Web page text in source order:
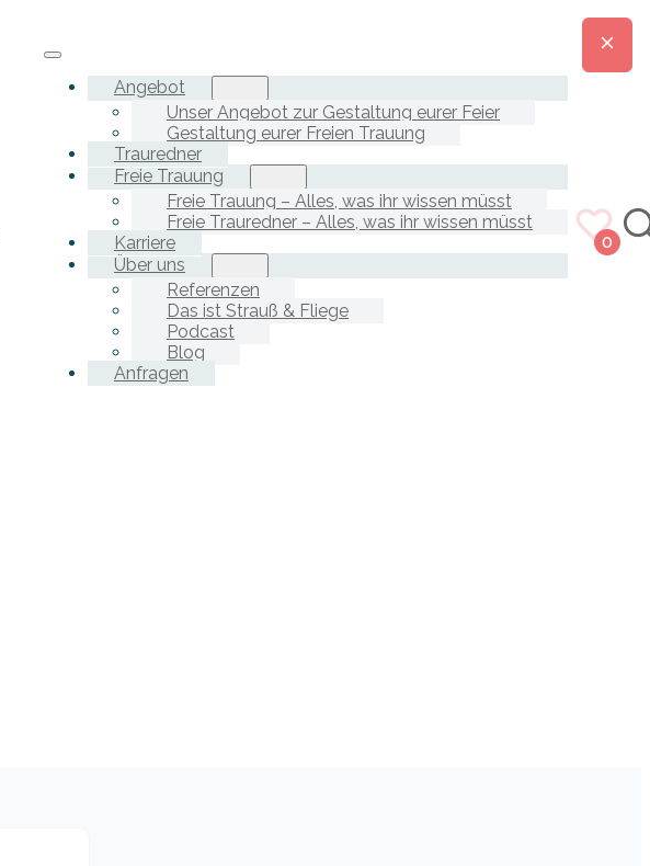
Angebot
Unser Angebot zur Gestaltung eurer Feier
Gestaltung eurer Freien Trauung
Trauredner
Freie Trauung
Freie Trauung – Alles, was ihr wissen müsst
Freie Trauredner – Alles, was ihr wissen müsst
Karriere
Über uns
Referenzen
Das ist Strauß & Fliege
Podcast
Blog
Anfragen
0